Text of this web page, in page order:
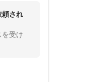
頼され
受け